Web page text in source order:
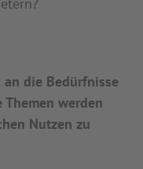
die Bedürfnisse
Themen werden
Nutzen zu